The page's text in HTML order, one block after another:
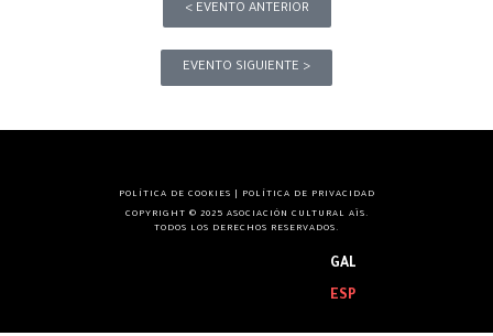
< EVENTO ANTERIOR
EVENTO SIGUIENTE >
GAL
ESP
POLÍTICA DE COOKIES
POLÍTICA DE PRIVACIDAD
COPYRIGHT © 2025 ASOCIACIÓN CULTURAL AÏS.
TODOS LOS DERECHOS RESERVADOS.